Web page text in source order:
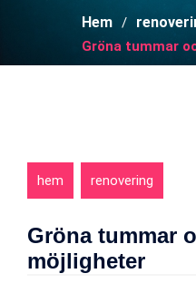
Hem
Gröna tummar
hem renovering
Gröna tummar
möjligheter